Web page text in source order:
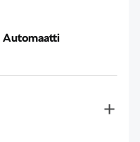
Automaatti